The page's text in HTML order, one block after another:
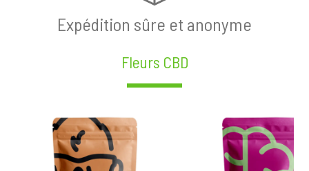
Expédition sûre et anonyme
Fleurs CBD